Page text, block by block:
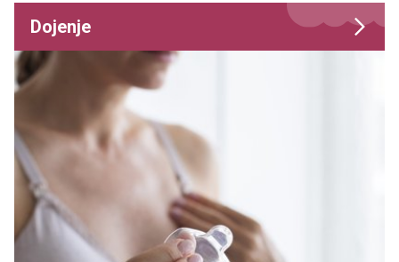
Dojenje